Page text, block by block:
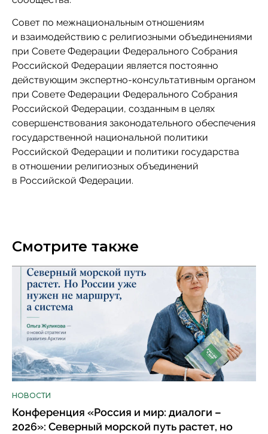
Совет по межнациональным отношениям
и взаимодействию с религиозными объединениями
при Совете Федерации Федерального Собрания
Российской Федерации является постоянно
действующим экспертно-консультативным органом
при Совете Федерации Федерального Собрания
Российской Федерации, созданным в целях
совершенствования законодательного обеспечения
государственной национальной политики
Российской Федерации и политики государства
в отношении религиозных объединений
в Российской Федерации.
Смотрите также
НОВОСТИ
Конференция «Россия и мир: диалоги –
2026»: Северный морской путь растет, но